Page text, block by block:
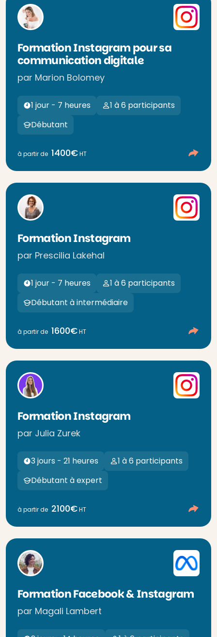
Formation Instagram pour sa
communication digitale
par Marion Bolomey
1 jour - 7 heures
1 à 6 participants
Débutant
à partir de 1400€HT
Formation Instagram
par Prescilia Lakehal
1 jour - 7 heures
1 à 6 participants
Débutant à intermédiaire
à partir de 1600€HT
Formation Instagram
par Julia Zurek
3 jours - 21 heures
1 à 6 participants
Débutant à expert
à partir de 2100€HT
Formation Facebook & Instagram
par Magali Lambert